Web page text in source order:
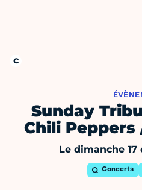
Sunday
Chili
Le dimanche 17
Concerts